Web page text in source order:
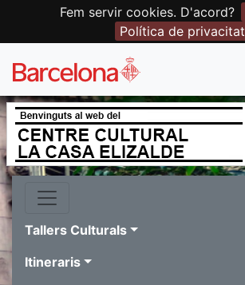
Fem servir cookies. D'acord?
Política de privacitat
Tallers Culturals
Itineraris